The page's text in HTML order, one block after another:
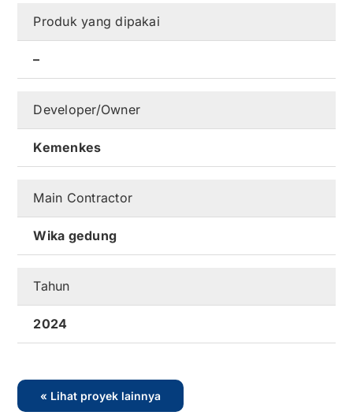
Kontak
Karir
Produk yang dipakai
–
Developer/Owner
Kemenkes
Main Contractor
Wika gedung
Tahun
2024
« Lihat proyek lainnya